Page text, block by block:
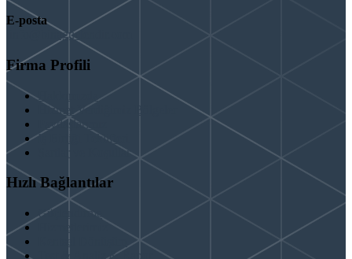
E-posta
info@binaguclendir.com
Firma Profili
Hakkımızda
Hizmet Verdiğimiz Bölgeler
Paydaşlarımız
İş Birliği Teklifleri
Şartlar ve Koşullar
Hızlı Bağlantılar
Güçlendirme
Hizmetlerimiz
Test & Analiz & Rapor